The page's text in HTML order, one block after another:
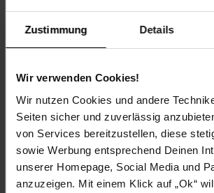
Zustimmung Details
Wir verwenden Cookies!
Wir nutzen Cookies und andere
Seiten sicher und zuverlässig
von Services bereitzustellen, diese
sowie Werbung entsprechend Deinen
unserer Homepage, Social Media und
anzuzeigen. Mit einem Klick auf „Ok“
auszuführen.
Bitte lesen Sie unbedingt vorher die
Batt-Reg.-Nr. DE: 35726610
Gewicht: 16,5 kg
Größe: 26 Zoll
Nutzungsbereich: innerhalb der
ProdSV Land: Italy
ProdSV PLZ: 47521
ProdSV Hausnummer: 1671/73/75